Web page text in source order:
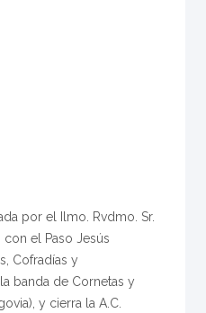
por el Ilmo. Rvdmo. Sr.
con el Paso Jesús
Cofradías y
banda de Cornetas y
y cierra la A.C.